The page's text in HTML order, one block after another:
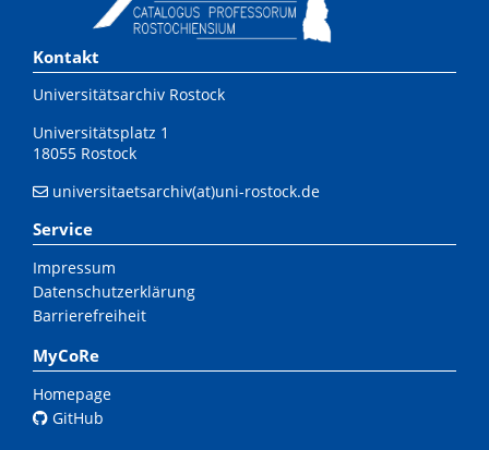
Kontakt
Universitätsarchiv Rostock
Universitätsplatz 1
18055 Rostock
universitaetsarchiv(at)uni-rostock.de
Service
Impressum
Datenschutzerklärung
Barrierefreiheit
MyCoRe
Homepage
GitHub